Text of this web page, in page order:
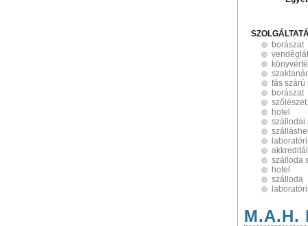
borászat
fás szárú
borászat
szőlészet
hotel
szállodai
szálloda
hotel
szálloda